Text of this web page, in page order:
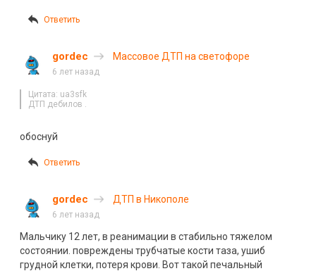
Ответить
gordec Массовое ДТП на светофоре
6 лет назад
Цитата: ua3sfk
ДТП дебилов .
обоснуй
Ответить
gordec ДТП в Никополе
6 лет назад
Мальчику 12 лет, в реанимации в стабильно тяжелом
состоянии. повреждены трубчатые кости таза, ушиб
грудной клетки, потеря крови. Вот такой печальный